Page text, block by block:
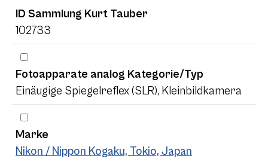
ID Sammlung Kurt Tauber
102733
Fotoapparate analog Kategorie/Typ
Einäugige Spiegelreflex (SLR), Kleinbildkamera
Marke
Nikon / Nippon Kogaku, Tokio, Japan